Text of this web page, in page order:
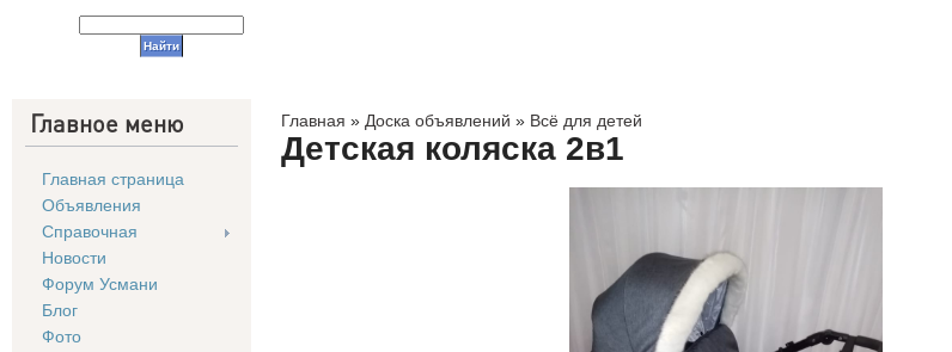
Главное меню
Главная страница
Объявления
Справочная
Новости
Форум Усмани
Блог
Фото
Главная » Доска объявлений » Всё для детей
Детская коляска 2в1